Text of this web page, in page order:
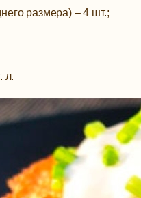
размера) – 4 шт.;
л.